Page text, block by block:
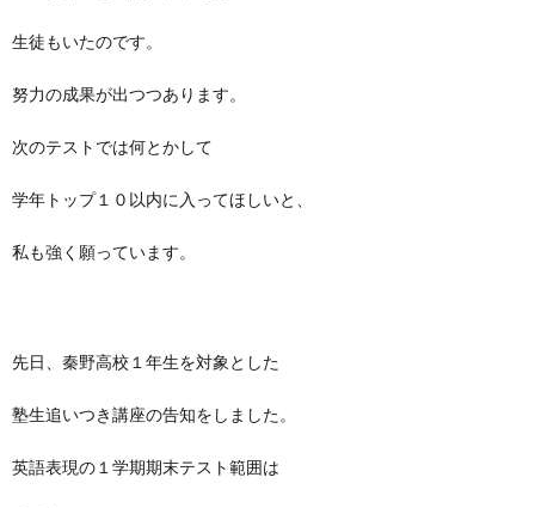
生徒もいたのです。
努力の成果が出つつあります。
次のテストでは何とかして
学年トップ１０以内に入ってほしいと、
私も強く願っています。
先日、秦野高校１年生を対象とした
塾生追いつき講座の告知をしました。
英語表現の１学期期末テスト範囲は